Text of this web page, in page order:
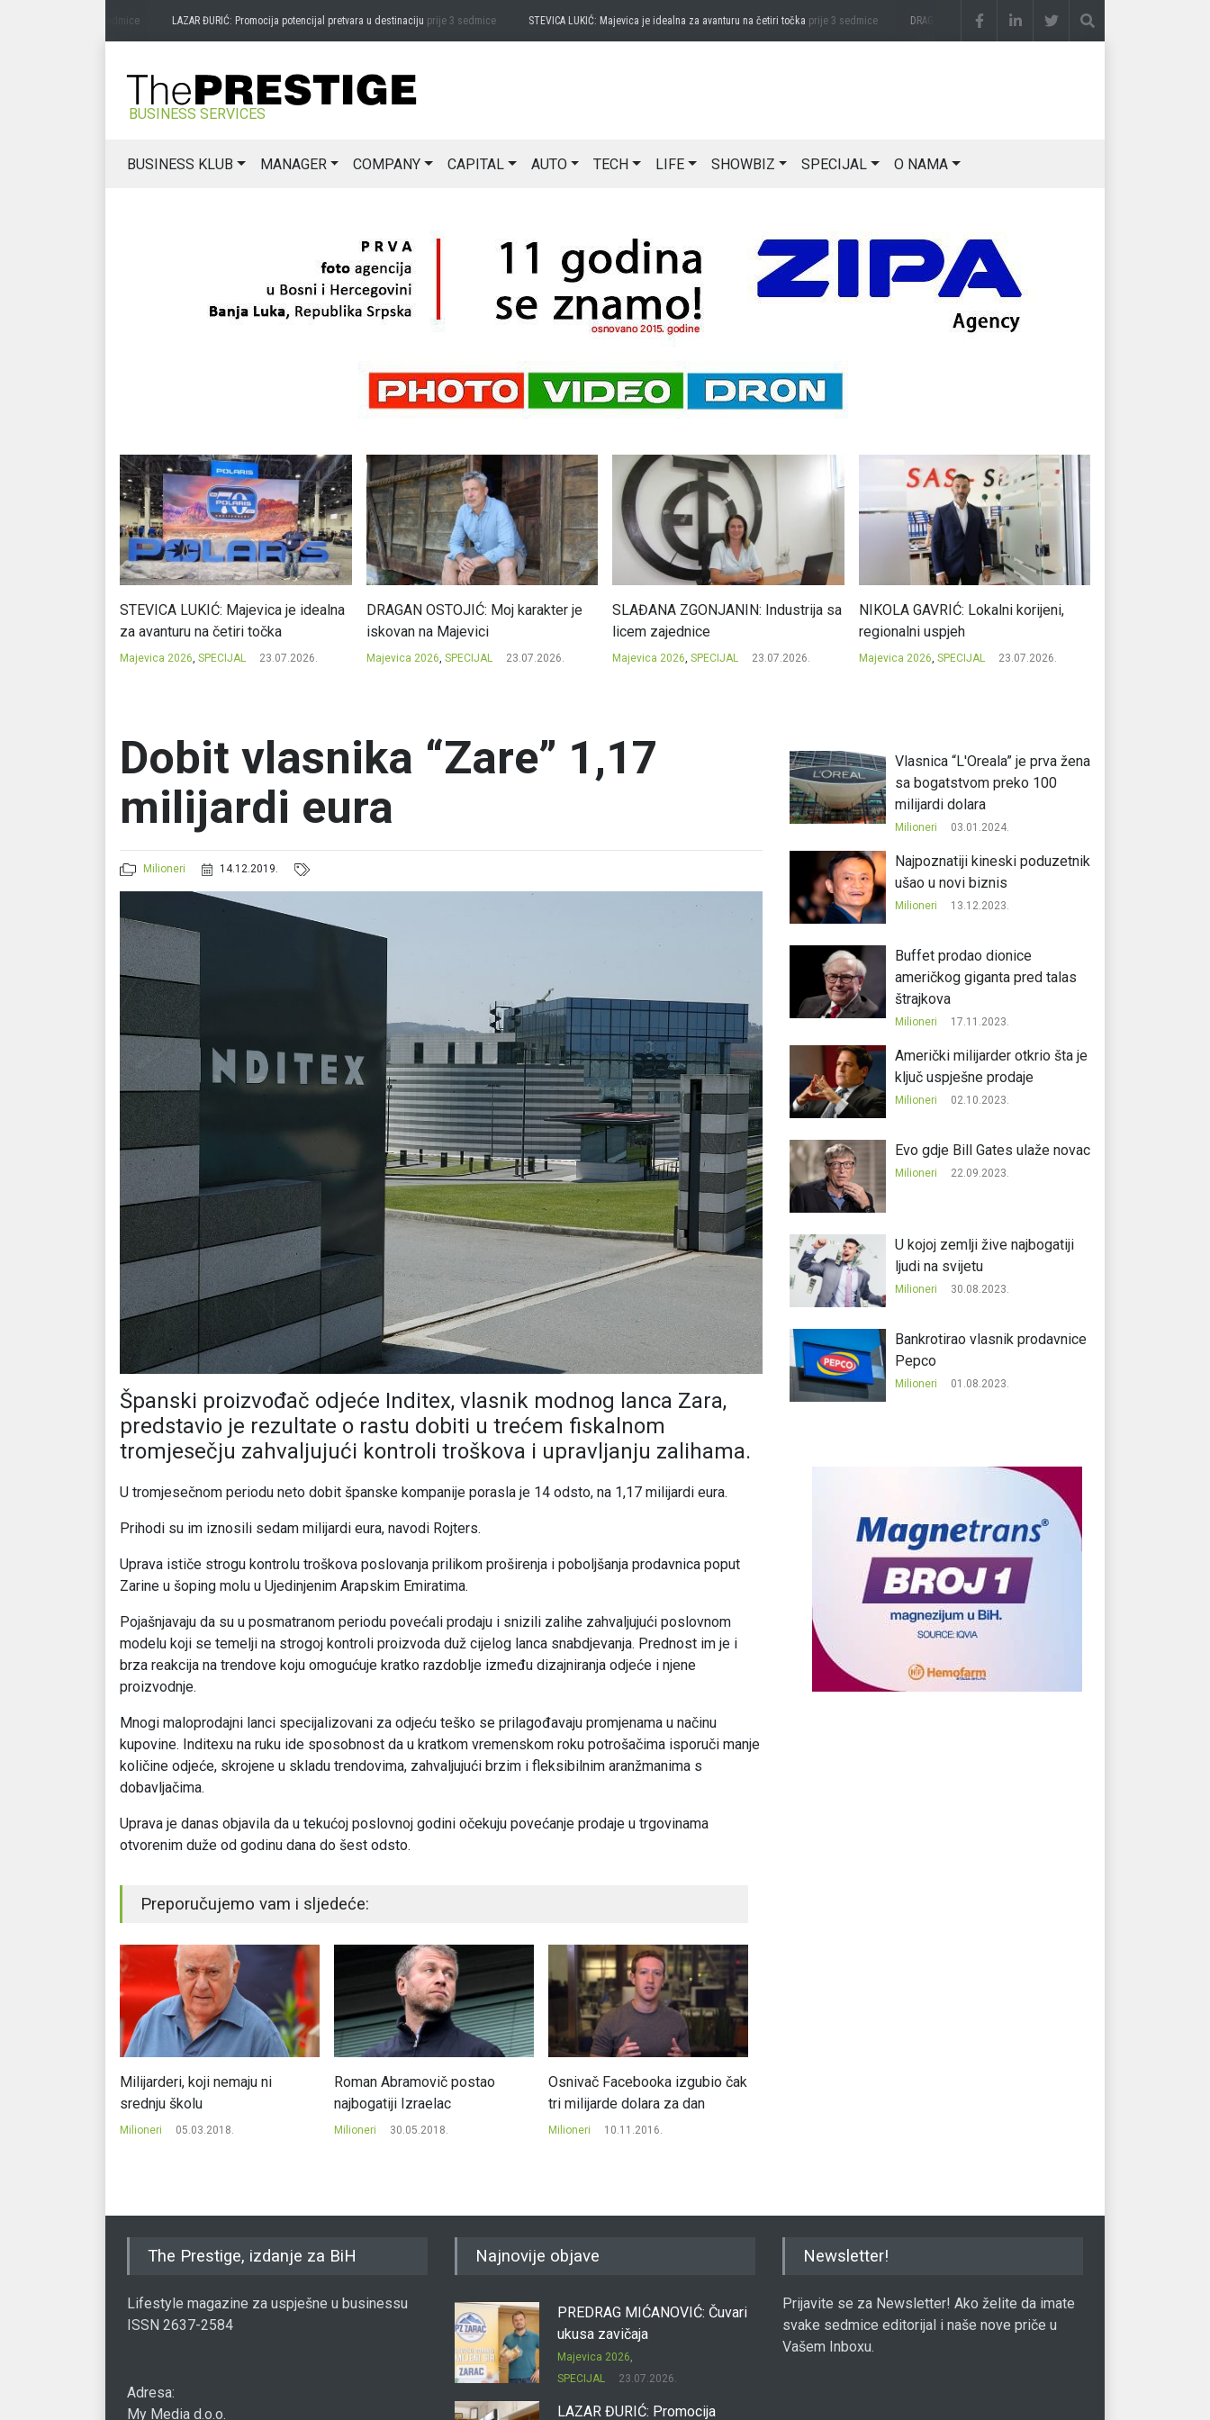
LAZAR ĐURIĆ: Promocija potencijal pretvara u destinacijuprije 3 sedmice STEVICA LUKIĆ: Majevica je idealna za avanturu na četiri točkaprije 3 sedmice DRAGAN OSTOJIĆ: Moj karakter je iskovan na Majevici
BUSINESS SERVICES
BUSINESS KLUB MANAGER COMPANY CAPITAL AUTO TECH LIFE SHOWBIZ SPECIJAL O NAMA
STEVICA LUKIĆ: Majevica je idealna
za avanturu na četiri točka
Majevica 2026, SPECIJAL 23.07.2026.
DRAGAN OSTOJIĆ: Moj karakter je
iskovan na Majevici
Majevica 2026, SPECIJAL 23.07.2026.
SLAĐANA ZGONJANIN: Industrija sa
licem zajednice
Majevica 2026, SPECIJAL 23.07.2026.
NIKOLA GAVRIĆ: Lokalni korijeni,
regionalni uspjeh
Majevica 2026, SPECIJAL 23.07.2026.
Dobit vlasnika “Zare” 1,17
milijardi eura
Milioneri 14.12.2019.
Španski proizvođač odjeće Inditex, vlasnik modnog lanca Zara,
predstavio je rezultate o rastu dobiti u trećem fiskalnom
tromjesečju zahvaljujući kontroli troškova i upravljanju zalihama.
U tromjesečnom periodu neto dobit španske kompanije porasla je 14 odsto, na 1,17 milijardi eura.
Prihodi su im iznosili sedam milijardi eura, navodi Rojters.
Uprava ističe strogu kontrolu troškova poslovanja prilikom proširenja i poboljšanja prodavnica poput
Zarine u šoping molu u Ujedinjenim Arapskim Emiratima.
Pojašnjavaju da su u posmatranom periodu povećali prodaju i snizili zalihe zahvaljujući poslovnom
modelu koji se temelji na strogoj kontroli proizvoda duž cijelog lanca snabdjevanja. Prednost im je i
brza reakcija na trendove koju omogućuje kratko razdoblje između dizajniranja odjeće i njene
proizvodnje.
Mnogi maloprodajni lanci specijalizovani za odjeću teško se prilagođavaju promjenama u načinu
kupovine. Inditexu na ruku ide sposobnost da u kratkom vremenskom roku potrošačima isporuči manje
količine odjeće, skrojene u skladu trendovima, zahvaljujući brzim i fleksibilnim aranžmanima s
dobavljačima.
Uprava je danas objavila da u tekućoj poslovnoj godini očekuju povećanje prodaje u trgovinama
otvorenim duže od godinu dana do šest odsto.
Preporučujemo vam i sljedeće:
Milijarderi, koji nemaju ni
srednju školu
Milioneri 05.03.2018.
Roman Abramovič postao
najbogatiji Izraelac
Milioneri 30.05.2018.
Osnivač Facebooka izgubio čak
tri milijarde dolara za dan
Milioneri 10.11.2016.
Vlasnica “L'Oreala” je prva žena
sa bogatstvom preko 100
milijardi dolara
Milioneri 03.01.2024.
Najpoznatiji kineski poduzetnik
ušao u novi biznis
Milioneri 13.12.2023.
Buffet prodao dionice
američkog giganta pred talas
štrajkova
Milioneri 17.11.2023.
Američki milijarder otkrio šta je
ključ uspješne prodaje
Milioneri 02.10.2023.
Evo gdje Bill Gates ulaže novac
Milioneri 22.09.2023.
U kojoj zemlji žive najbogatiji
ljudi na svijetu
Milioneri 30.08.2023.
Bankrotirao vlasnik prodavnice
Pepco
Milioneri 01.08.2023.
The Prestige, izdanje za BiH
Lifestyle magazine za uspješne u businessu
ISSN 2637-2584
Adresa:
My Media d.o.o.
Najnovije objave
PREDRAG MIĆANOVIĆ: Čuvari
ukusa zavičaja
Majevica 2026
SPECIJAL
23.07.2026.
LAZAR ĐURIĆ: Promocija
Newsletter!
Prijavite se za Newsletter! Ako želite da imate
svake sedmice editorijal i naše nove priče u
Vašem Inboxu.